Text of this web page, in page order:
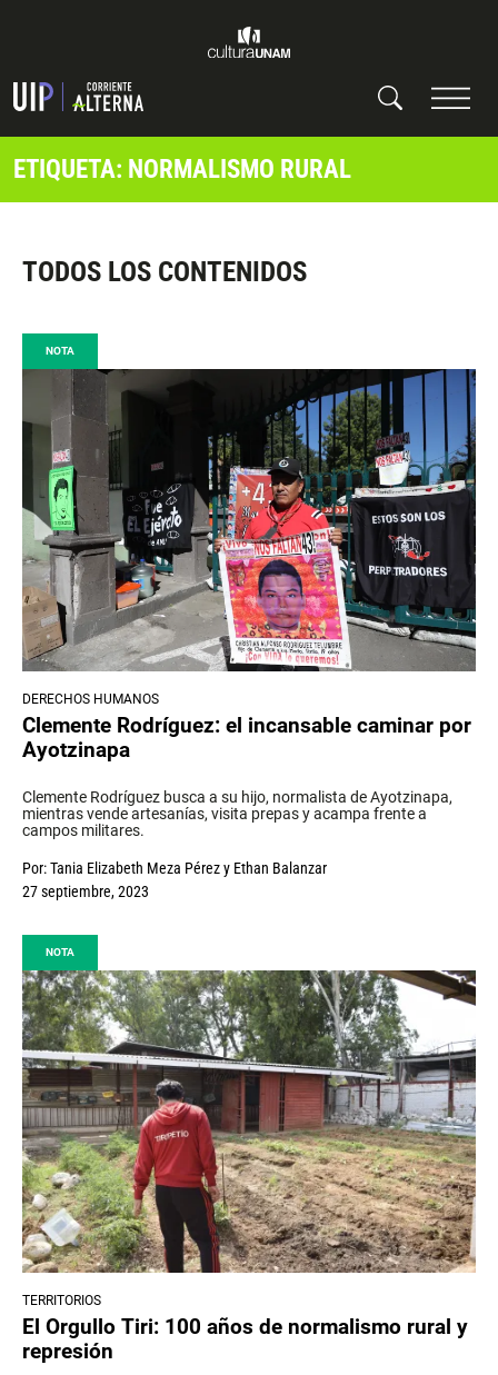
ETIQUETA: NORMALISMO RURAL
TODOS LOS CONTENIDOS
NOTA
DERECHOS HUMANOS
Clemente Rodríguez: el incansable caminar por
Ayotzinapa
Clemente Rodríguez busca a su hijo, normalista de Ayotzinapa,
mientras vende artesanías, visita prepas y acampa frente a
campos militares.
Por:Tania Elizabeth Meza Pérezy Ethan Balanzar
27 septiembre, 2023
NOTA
TERRITORIOS
El Orgullo Tiri: 100 años de normalismo rural y
represión